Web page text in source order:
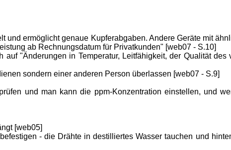
ermöglicht genaue Kupferabgaben. Andere Geräte mit
ab Rechnungsdatum für Privatkunden" [web07 - S.10]
"Änderungen in Temperatur, Leitfähigkeit, der Qualität des
sondern einer anderen Person überlassen [web07 - S.9]
und man kann die ppm-Konzentration einstellen, und
[web05]
- die Drähte in destilliertes Wasser tauchen und